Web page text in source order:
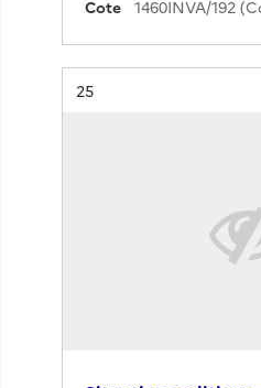
Cote
Résultat n°
25